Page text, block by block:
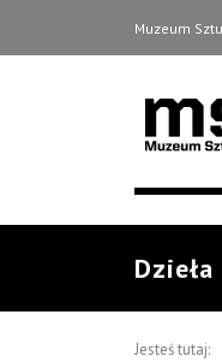
Muzeum
Dzieła
Jesteś tutaj: